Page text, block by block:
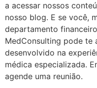
a acessar nossos
nosso blog. E se você,
departamento
MedConsulting pode te
desenvolvido na
médica especializada.
agende uma reunião.